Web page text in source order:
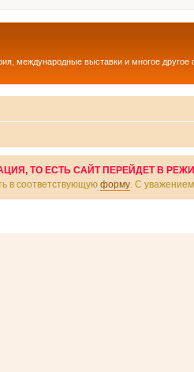
международные выставки и многое
ТО ЕСТЬ САЙТ ПЕРЕЙДЕТ В
в соответствующую форму . С